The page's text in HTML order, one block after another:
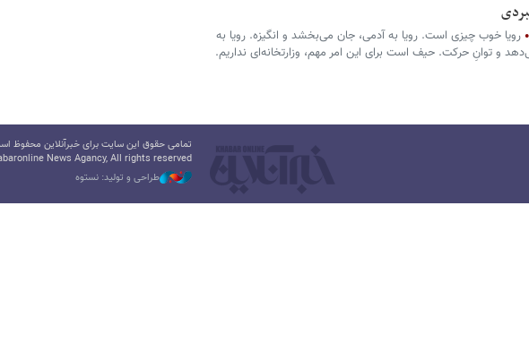
رویا خوب چیزی است. رویا به آدمی، جان می‌بخشد و انگیزه. رویا به
و توانِ حرکت. حیف است برای این امر مهم، وزارتخانه‌ای نداریم.
تمامی حقوق این سایت برای خبرآنلاین محفوظ
News Agancy, All rights reserved
طراحی و تولید: نستوه